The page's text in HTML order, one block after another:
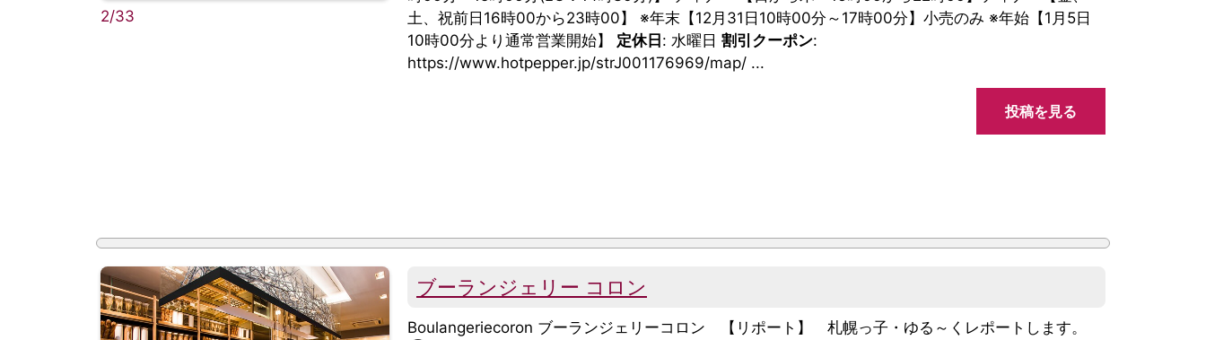
2/33
土、祝前日16時00から23時00】 ※年末【12月31日10時00分～17時00分】小売のみ ※年始【1月5日
10時00分より通常営業開始】 定休日 : 水曜日 割引クーポン:
https://www.hotpepper.jp/strJ001176969/map/ ...
投稿を見る
ブーランジェリー コロン
Boulangeriecoron ブーランジェリーコロン 【リポート】 札幌っ子・ゆる～くレポートします。